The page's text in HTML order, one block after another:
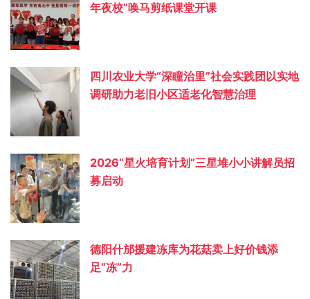
年夜校”唤马剪纸课堂开课
四川农业大学“深瞳治里”社会实践团以实地
调研助力老旧小区适老化智慧治理
2026“星火培育计划”三星堆小小讲解员招
募启动
德阳什邡援建冻库为花菇卖上好价钱添
足“冻”力